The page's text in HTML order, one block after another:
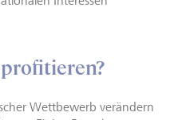
Wettbewerb verändern